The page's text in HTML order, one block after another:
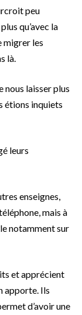
peu
qu’avec la
migrer les
là.
nous laisser plus
étions inquiets
leurs
enseignes,
mais à
notamment sur
et apprécient
apporte. Ils
d’avoir une